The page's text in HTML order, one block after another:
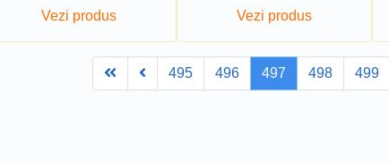
Vezi produs Vezi produs
FirstPrev495 496 497 498 499